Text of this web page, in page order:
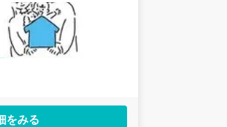
をみる